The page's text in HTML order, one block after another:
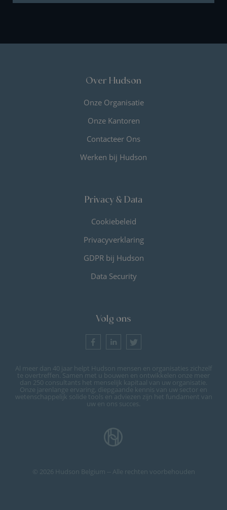
Over Hudson
Onze Organisatie
Onze Kantoren
Contacteer Ons
Werken bij Hudson
Privacy & Data
Cookiebeleid
Privacyverklaring
GDPR bij Hudson
Data Security
Volg ons
Al meer dan 40 jaar helpt Hudson mensen en organisaties zichzelf
te overtreffen. Samen met u bouwen en ontwikkelen onze meer
dan 250 consultants het menselijk kapitaal van uw organisatie.
Onze jarenlange ervaring, diepgaande kennis van uw sector en
wetenschappelijk solide tools en adviezen zijn het fundament van
uw en ons succes.
© 2026 Hudson Belgium -- Alle rechten voorbehouden